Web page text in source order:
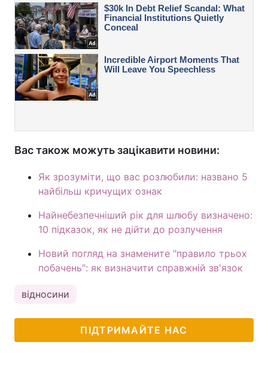
Вас також можуть зацікавити новини:
Як зрозуміти, що вас розлюбили: названо 5
найбільш кричущих ознак
Найнебезпечніший рік для шлюбу визначено:
10 підказок, як не дійти до розлучення
Новий погляд на знамените "правило трьох
побачень": як визначити справжній зв'язок
відносини
ПІДТРИМАЙТЕ НАС